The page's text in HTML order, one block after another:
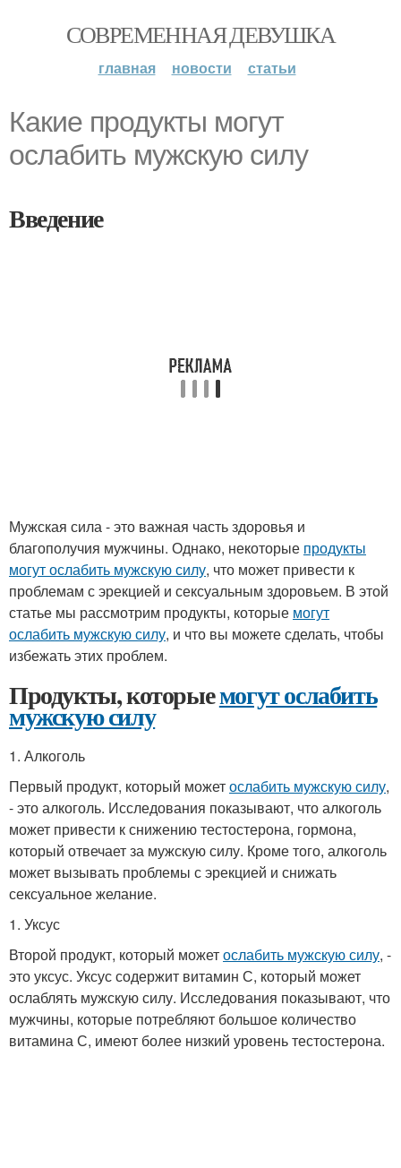
СОВРЕМЕННАЯ ДЕВУШКА
главная новости статьи
Какие продукты могут
ослабить мужскую силу
Введение
Мужская сила - это важная часть здоровья и
благополучия мужчины. Однако, некоторые продукты
могут ослабить мужскую силу, что может привести к
проблемам с эрекцией и сексуальным здоровьем. В этой
статье мы рассмотрим продукты, которые могут
ослабить мужскую силу, и что вы можете сделать, чтобы
избежать этих проблем.
Продукты, которыемогут ослабить
мужскую силу
1. Алкоголь
Первый продукт, который можетослабить мужскую силу,
- это алкоголь. Исследования показывают, что алкоголь
может привести к снижению тестостерона, гормона,
который отвечает за мужскую силу. Кроме того, алкоголь
может вызывать проблемы с эрекцией и снижать
сексуальное желание.
1. Уксус
Второй продукт, который можетослабить мужскую силу, -
это уксус. Уксус содержит витамин С, который может
ослаблять мужскую силу. Исследования показывают, что
мужчины, которые потребляют большое количество
витамина С, имеют более низкий уровень тестостерона.